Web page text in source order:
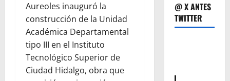
Aureoles inauguró la
construcción de la Unidad
Académica Departamental
tipo III en el Instituto
Tecnológico Superior de
Ciudad Hidalgo, obra que
@ X ANTES
TWITTER